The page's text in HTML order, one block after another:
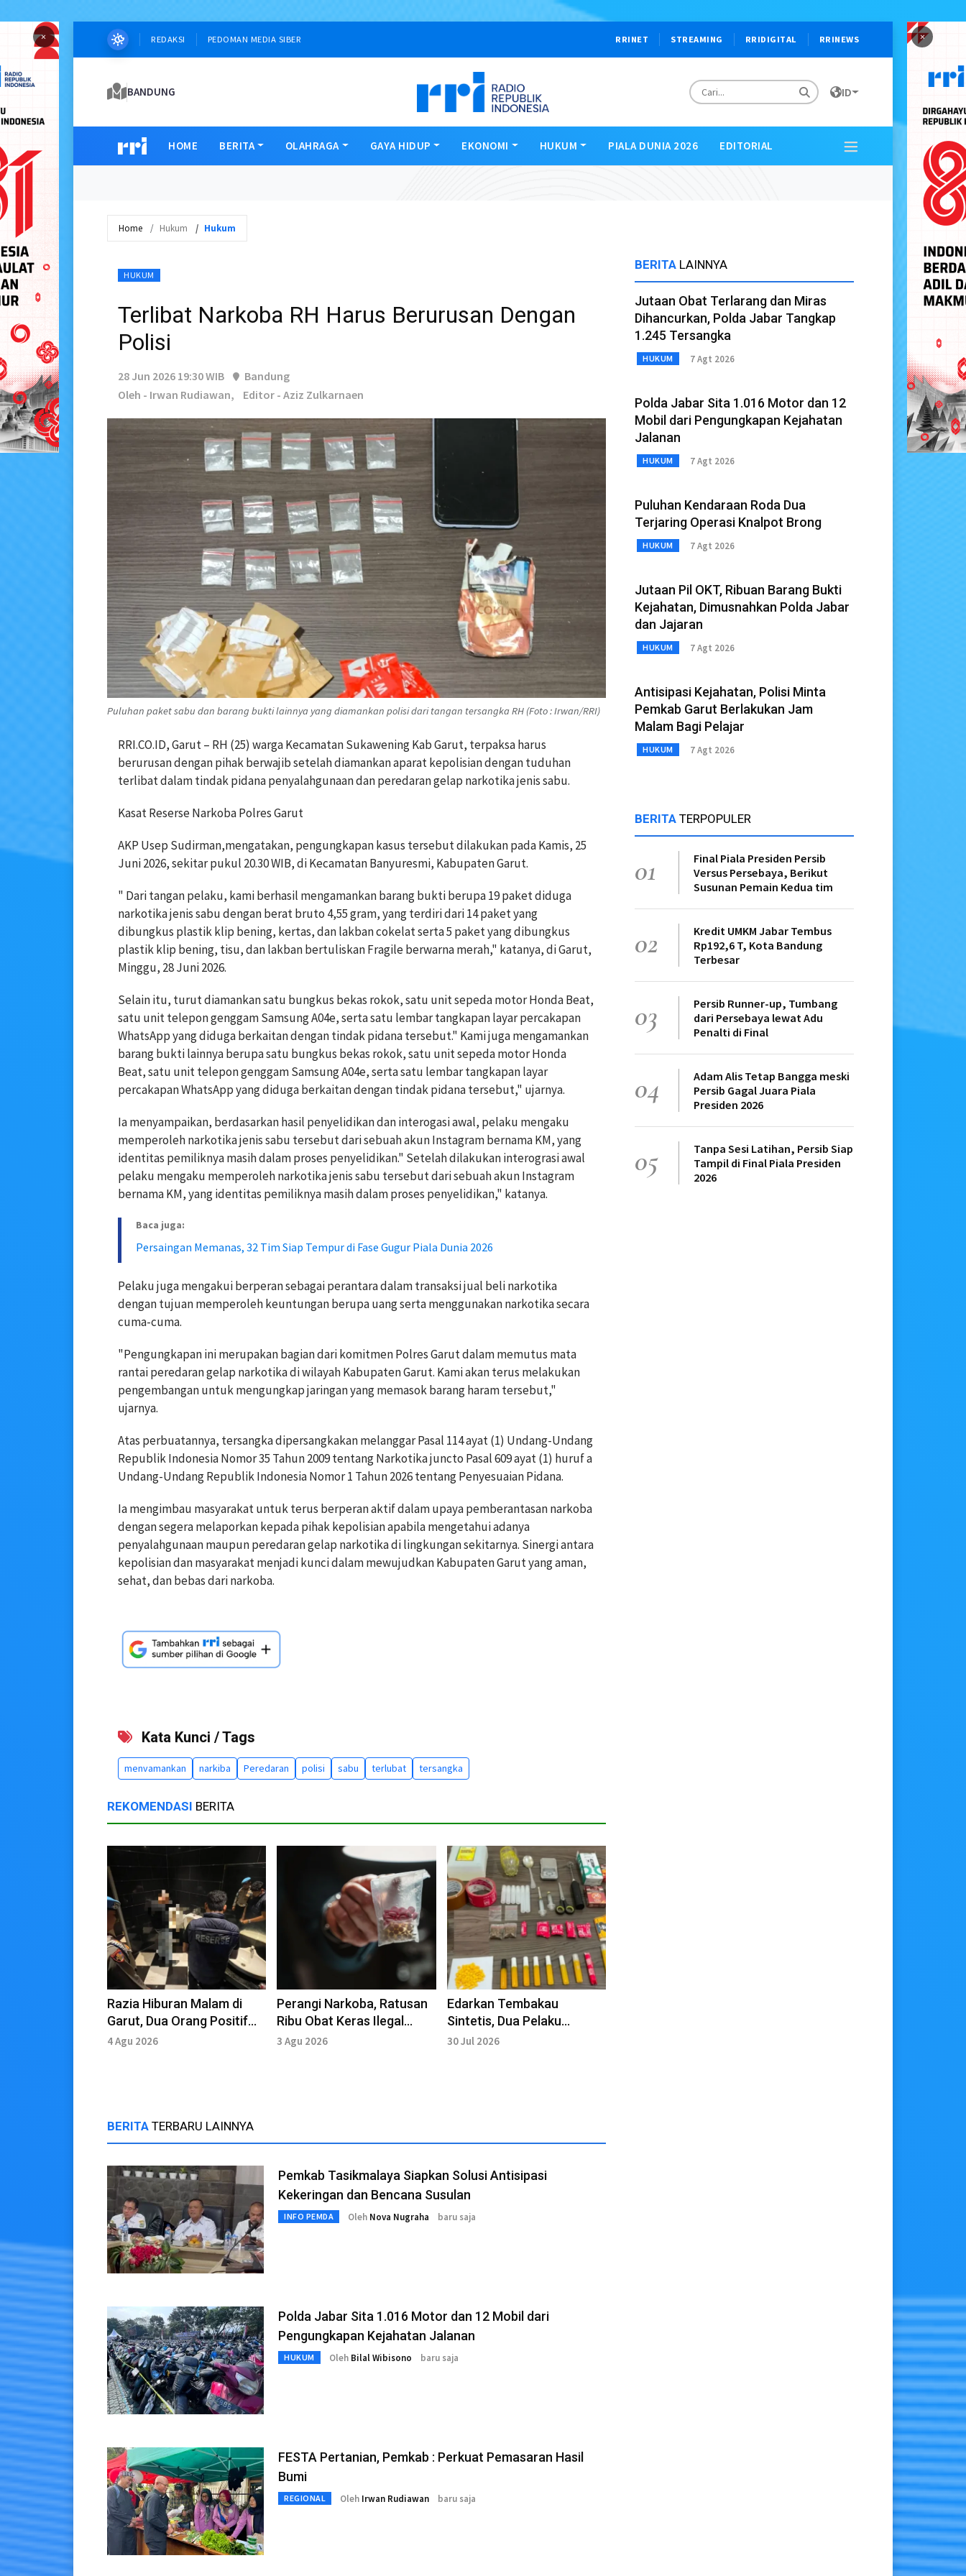
× ×
REDAKSI PEDOMAN MEDIA SIBER RRINET STREAMING RRIDIGITAL RRINEWS
BANDUNG ID
HOME BERITA OLAHRAGA GAYA HIDUP EKONOMI HUKUM PIALA DUNIA 2026 EDITORIAL
Home Hukum Hukum
HUKUM
Terlibat Narkoba RH Harus Berurusan Dengan
Polisi
28 Jun 2026 19:30 WIB
Bandung
Oleh - Irwan Rudiawan,
Editor - Aziz Zulkarnaen
Puluhan paket sabu dan barang bukti lainnya yang diamankan polisi dari tangan tersangka RH (Foto : Irwan/RRI)
RRI.CO.ID, Garut – RH (25) warga Kecamatan Sukawening Kab Garut, terpaksa harus
berurusan dengan pihak berwajib setelah diamankan aparat kepolisian dengan tuduhan
terlibat dalam tindak pidana penyalahgunaan dan peredaran gelap narkotika jenis sabu.
Kasat Reserse Narkoba Polres Garut
AKP Usep Sudirman,mengatakan, pengungkapan kasus tersebut dilakukan pada Kamis, 25
Juni 2026, sekitar pukul 20.30 WIB, di Kecamatan Banyuresmi, Kabupaten Garut.
" Dari tangan pelaku, kami berhasil mengamankan barang bukti berupa 19 paket diduga
narkotika jenis sabu dengan berat bruto 4,55 gram, yang terdiri dari 14 paket yang
dibungkus plastik klip bening, kertas, dan lakban cokelat serta 5 paket yang dibungkus
plastik klip bening, tisu, dan lakban bertuliskan Fragile berwarna merah," katanya, di Garut,
Minggu, 28 Juni 2026.
Selain itu, turut diamankan satu bungkus bekas rokok, satu unit sepeda motor Honda Beat,
satu unit telepon genggam Samsung A04e, serta satu lembar tangkapan layar percakapan
WhatsApp yang diduga berkaitan dengan tindak pidana tersebut." Kami juga mengamankan
barang bukti lainnya berupa satu bungkus bekas rokok, satu unit sepeda motor Honda
Beat, satu unit telepon genggam Samsung A04e, serta satu lembar tangkapan layar
percakapan WhatsApp yang diduga berkaitan dengan tindak pidana tersebut," ujarnya.
Ia menyampaikan, berdasarkan hasil penyelidikan dan interogasi awal, pelaku mengaku
memperoleh narkotika jenis sabu tersebut dari sebuah akun Instagram bernama KM, yang
identitas pemiliknya masih dalam proses penyelidikan." Setelah dilakukan interograsi awal
pelaku mengaku memperoleh narkotika jenis sabu tersebut dari sebuah akun Instagram
bernama KM, yang identitas pemiliknya masih dalam proses penyelidikan," katanya.
Baca juga:
Persaingan Memanas, 32 Tim Siap Tempur di Fase Gugur Piala Dunia 2026
Pelaku juga mengakui berperan sebagai perantara dalam transaksi jual beli narkotika
dengan tujuan memperoleh keuntungan berupa uang serta menggunakan narkotika secara
cuma-cuma.
"Pengungkapan ini merupakan bagian dari komitmen Polres Garut dalam memutus mata
rantai peredaran gelap narkotika di wilayah Kabupaten Garut. Kami akan terus melakukan
pengembangan untuk mengungkap jaringan yang memasok barang haram tersebut,"
ujarnya.
Atas perbuatannya, tersangka dipersangkakan melanggar Pasal 114 ayat (1) Undang-Undang
Republik Indonesia Nomor 35 Tahun 2009 tentang Narkotika juncto Pasal 609 ayat (1) huruf a
Undang-Undang Republik Indonesia Nomor 1 Tahun 2026 tentang Penyesuaian Pidana.
Ia mengimbau masyarakat untuk terus berperan aktif dalam upaya pemberantasan narkoba
dengan segera melaporkan kepada pihak kepolisian apabila mengetahui adanya
penyalahgunaan maupun peredaran gelap narkotika di lingkungan sekitarnya. Sinergi antara
kepolisian dan masyarakat menjadi kunci dalam mewujudkan Kabupaten Garut yang aman,
sehat, dan bebas dari narkoba.
Kata Kunci / Tags
menvamankan narkiba Peredaran polisi sabu terlubat tersangka
REKOMENDASI BERITA
Razia Hiburan Malam di
Garut, Dua Orang Positif
Narkoba
4 Agu 2026
Perangi Narkoba, Ratusan
Ribu Obat Keras Ilegal
Disita Polrestabes
3 Agu 2026
Edarkan Tembakau
Sintetis, Dua Pelaku
Diamankan Polisi
30 Jul 2026
BERITA TERBARU LAINNYA
Pemkab Tasikmalaya Siapkan Solusi Antisipasi
Kekeringan dan Bencana Susulan
INFO PEMDA Oleh Nova Nugraha baru saja
Polda Jabar Sita 1.016 Motor dan 12 Mobil dari
Pengungkapan Kejahatan Jalanan
HUKUM Oleh Bilal Wibisono baru saja
FESTA Pertanian, Pemkab : Perkuat Pemasaran Hasil
Bumi
REGIONAL Oleh Irwan Rudiawan baru saja
BERITA LAINNYA
Jutaan Obat Terlarang dan Miras
Dihancurkan, Polda Jabar Tangkap
1.245 Tersangka
HUKUM 7 Agt 2026
Polda Jabar Sita 1.016 Motor dan 12
Mobil dari Pengungkapan Kejahatan
Jalanan
HUKUM 7 Agt 2026
Puluhan Kendaraan Roda Dua
Terjaring Operasi Knalpot Brong
HUKUM 7 Agt 2026
Jutaan Pil OKT, Ribuan Barang Bukti
Kejahatan, Dimusnahkan Polda Jabar
dan Jajaran
HUKUM 7 Agt 2026
Antisipasi Kejahatan, Polisi Minta
Pemkab Garut Berlakukan Jam
Malam Bagi Pelajar
HUKUM 7 Agt 2026
BERITA TERPOPULER
01
Final Piala Presiden Persib
Versus Persebaya, Berikut
Susunan Pemain Kedua tim
02
Kredit UMKM Jabar Tembus
Rp192,6 T, Kota Bandung
Terbesar
03
Persib Runner-up, Tumbang
dari Persebaya lewat Adu
Penalti di Final
04
Adam Alis Tetap Bangga meski
Persib Gagal Juara Piala
Presiden 2026
05
Tanpa Sesi Latihan, Persib Siap
Tampil di Final Piala Presiden
2026